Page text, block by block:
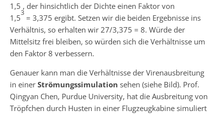
1,5 , der hinsichtlich der Dichte einen Faktor von
1,5
3
= 3,375 ergibt. Setzen wir die beiden Ergebnisse ins
Verhältnis, so erhalten wir 27/3,375 = 8. Würde der
Mittelsitz frei bleiben, so würden sich die Verhältnisse um
den Faktor 8 verbessern.
Genauer kann man die Verhältnisse der Virenausbreitung
in einer Strömungssimulation sehen (siehe Bild). Prof.
Qingyan Chen, Purdue University, hat die Ausbreitung von
Tröpfchen durch Husten in einer Flugzeugkabine simuliert